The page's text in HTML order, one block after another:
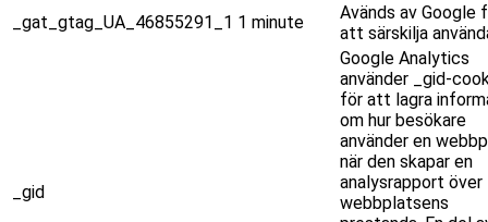
_gat_gtag_UA_46855291_1 1 minute
Avänds av Google
att särskilja
_gid
Google Analytics
använder _gid-
för att lagra
om hur besökare
använder en
när den skapar en
analysrapport över
webbplatsens